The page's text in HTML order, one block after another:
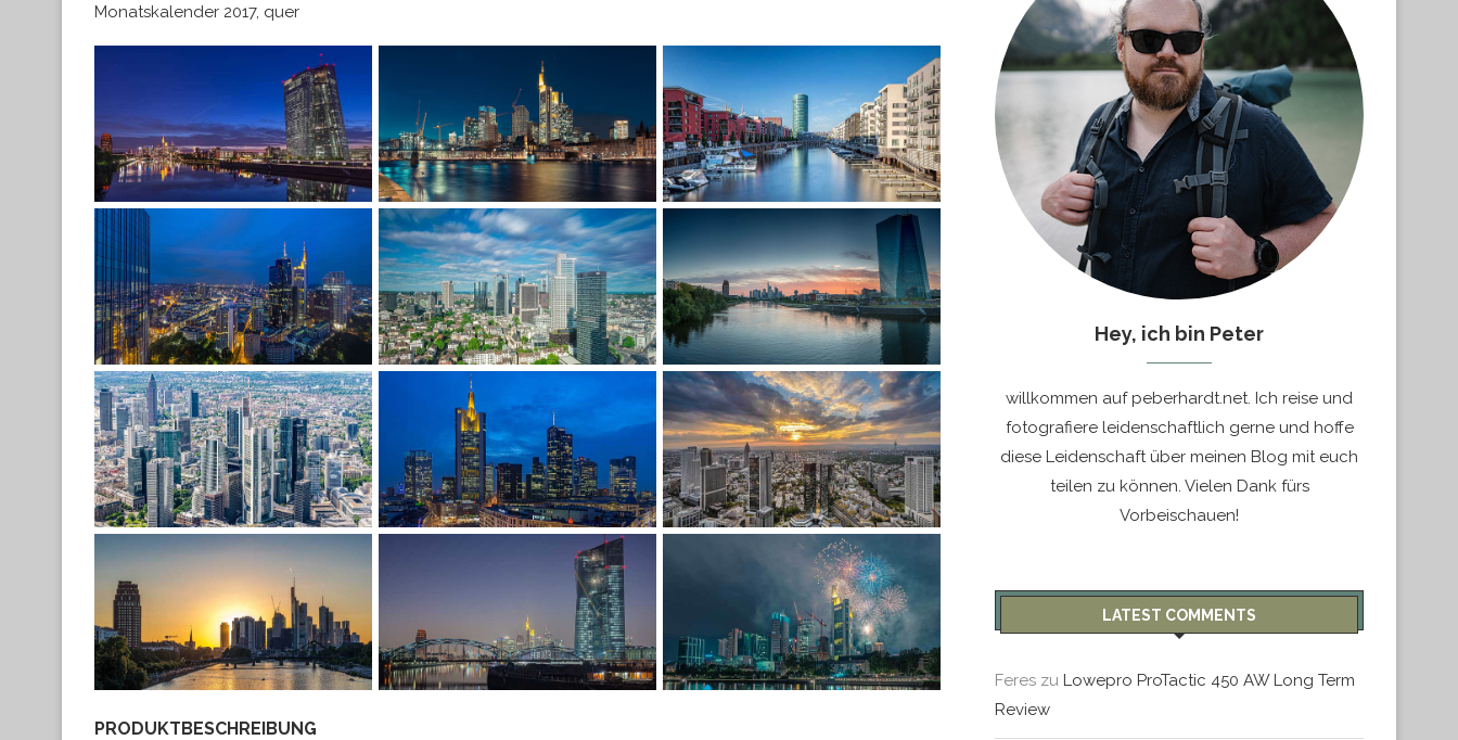
Monatskalender 2017, quer
PRODUKTBESCHREIBUNG
Hey, ich bin Peter
willkommen auf peberhardt.net. Ich reise und
fotografiere leidenschaftlich gerne und hoffe
diese Leidenschaft über meinen Blog mit euch
teilen zu können. Vielen Dank fürs
Vorbeischauen!
LATEST COMMENTS
Feres zu Lowepro ProTactic 450 AW Long Term
Review